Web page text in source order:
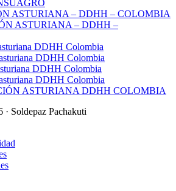
ASTURIANA – DDHH – COLOMBIA
ASTURIANA – DDHH –
DDHH Colombia
DDHH Colombia
DDHH Colombia
DDHH Colombia
ASTURIANA DDHH COLOMBIA
Soldepaz Pachakuti